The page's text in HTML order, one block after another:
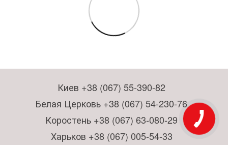
Киев +38 (067) 55-390-82
Белая Церковь +38 (067) 54-230-76
Коростень +38 (067) 63-080-29
Харьков +38 (067) 005-54-33